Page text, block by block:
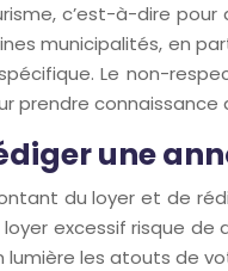
c’est-à-dire
municipalités, en
Le non-
prendre connaissance
une
du loyer et de
excessif risque
les atouts de